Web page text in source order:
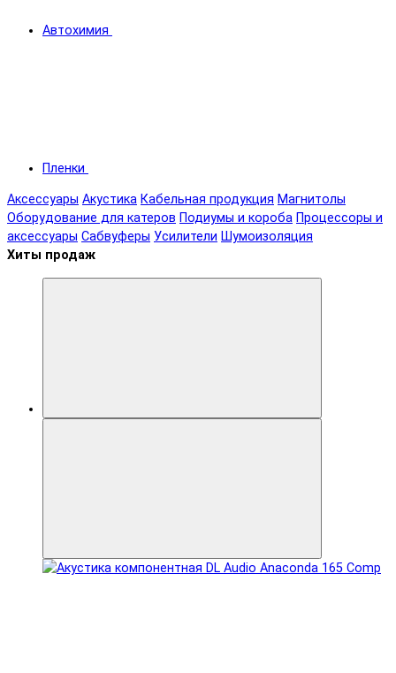
Автохимия
Пленки
Аксессуары Акустика Кабельная продукция Магнитолы
Оборудование для катеров Подиумы и короба Процессоры и
аксессуары Сабвуферы Усилители Шумоизоляция
Хиты продаж